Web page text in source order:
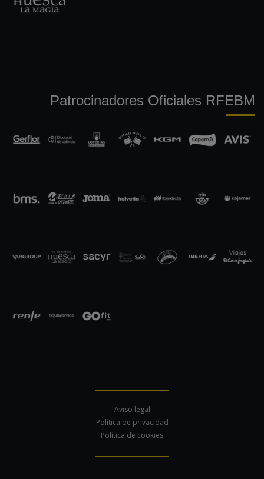
Patrocinadores Oficiales RFEBM
Aviso legal
Política de privacidad
Política de cookies